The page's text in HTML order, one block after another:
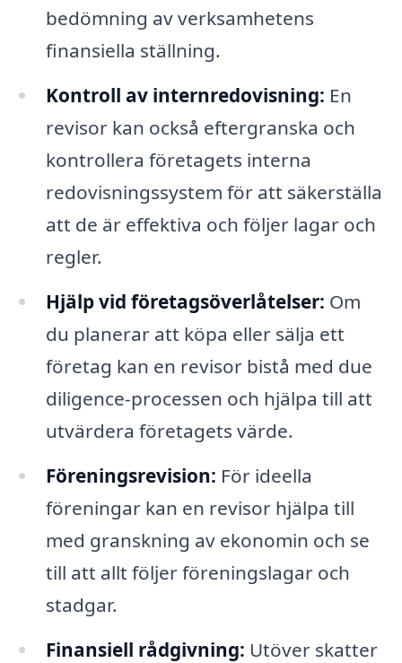
bedömning av verksamhetens
finansiella ställning.
Kontroll av internredovisning: En
revisor kan också eftergranska och
kontrollera företagets interna
redovisningssystem för att säkerställa
att de är effektiva och följer lagar och
regler.
Hjälp vid företagsöverlåtelser: Om
du planerar att köpa eller sälja ett
företag kan en revisor bistå med due
diligence-processen och hjälpa till att
utvärdera företagets värde.
Föreningsrevision: För ideella
föreningar kan en revisor hjälpa till
med granskning av ekonomin och se
till att allt följer föreningslagar och
stadgar.
Finansiell rådgivning: Utöver skatter